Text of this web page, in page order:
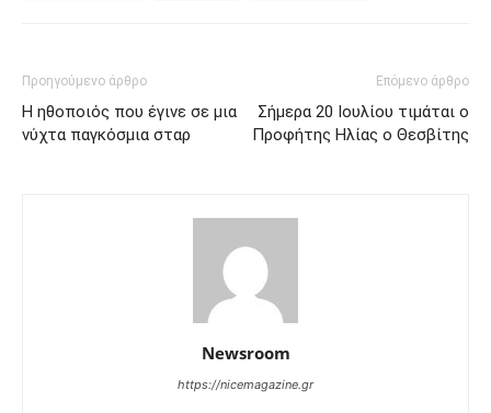
Προηγούμενο άρθρο
Η ηθοποιός που έγινε σε μια
νύχτα παγκόσμια σταρ
Επόμενο άρθρο
Σήμερα 20 Ιουλίου τιμάται ο
Προφήτης Ηλίας ο Θεσβίτης
Newsroom
https://nicemagazine.gr